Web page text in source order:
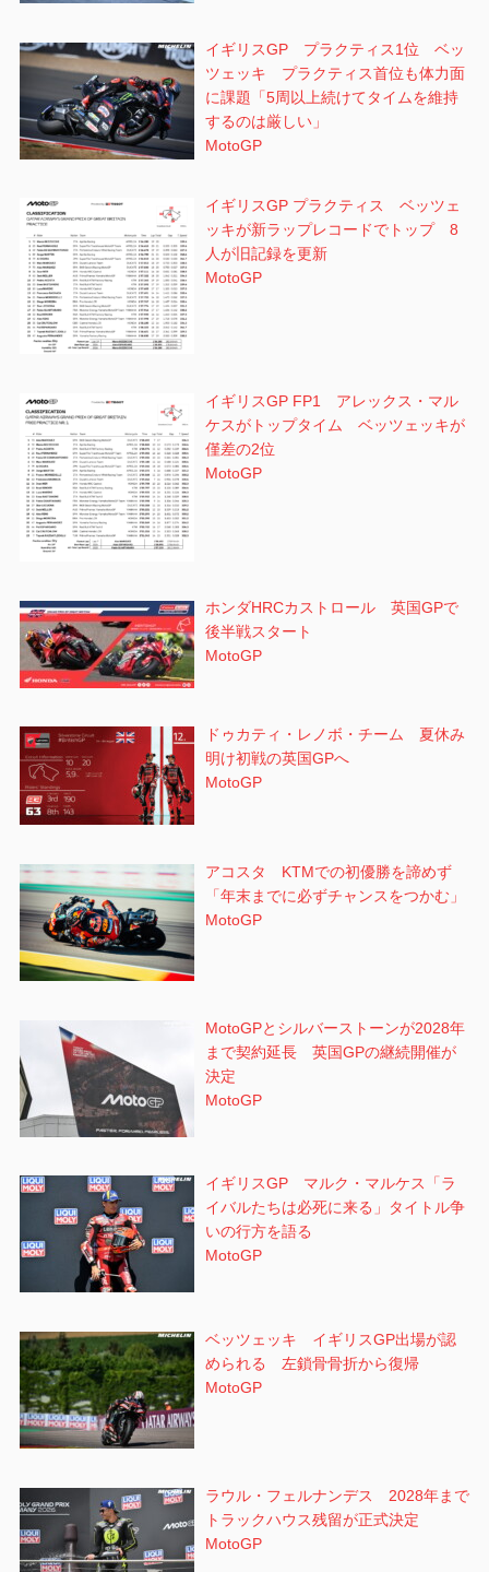
イギリスGP プラクティス1位 ベッ
ツェッキ プラクティス首位も体力面
に課題「5周以上続けてタイムを維持
するのは厳しい」
MotoGP
イギリスGP プラクティス ベッツェ
ッキが新ラップレコードでトップ 8
人が旧記録を更新
MotoGP
イギリスGP FP1 アレックス・マル
ケスがトップタイム ベッツェッキが
僅差の2位
MotoGP
ホンダHRCカストロール 英国GPで
後半戦スタート
MotoGP
ドゥカティ・レノボ・チーム 夏休み
明け初戦の英国GPへ
MotoGP
アコスタ KTMでの初優勝を諦めず
「年末までに必ずチャンスをつかむ」
MotoGP
MotoGPとシルバーストーンが2028年
まで契約延長 英国GPの継続開催が
決定
MotoGP
イギリスGP マルク・マルケス「ラ
イバルたちは必死に来る」タイトル争
いの行方を語る
MotoGP
ベッツェッキ イギリスGP出場が認
められる 左鎖骨骨折から復帰
MotoGP
ラウル・フェルナンデス 2028年まで
トラックハウス残留が正式決定
MotoGP